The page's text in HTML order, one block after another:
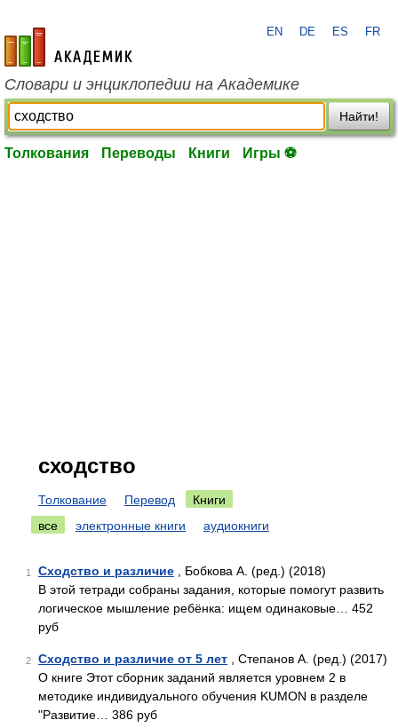
academic.ru
EN DE ES FR
Словари и энциклопедии на Академике
Найти!
Толкования Переводы Книги Игры ⚽
сходство
Толкование Перевод
Книги
все
электронные книги аудиокниги
1 Сходство и различие , Бобкова А. (ред.) (2018)
В этой тетради собраны задания, которые помогут развить
логическое мышление ребёнка: ищем одинаковые… 452
руб
2 Сходство и различие от 5 лет , Степанов А. (ред.) (2017)
О книге Этот сборник заданий является уровнем 2 в
методике индивидуального обучения KUMON в разделе
"Развитие… 386 руб